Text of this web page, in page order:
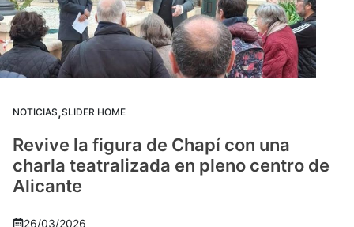
NOTICIAS,SLIDER HOME
Revive la figura de Chapí con una
charla teatralizada en pleno centro de
Alicante
26/03/2026